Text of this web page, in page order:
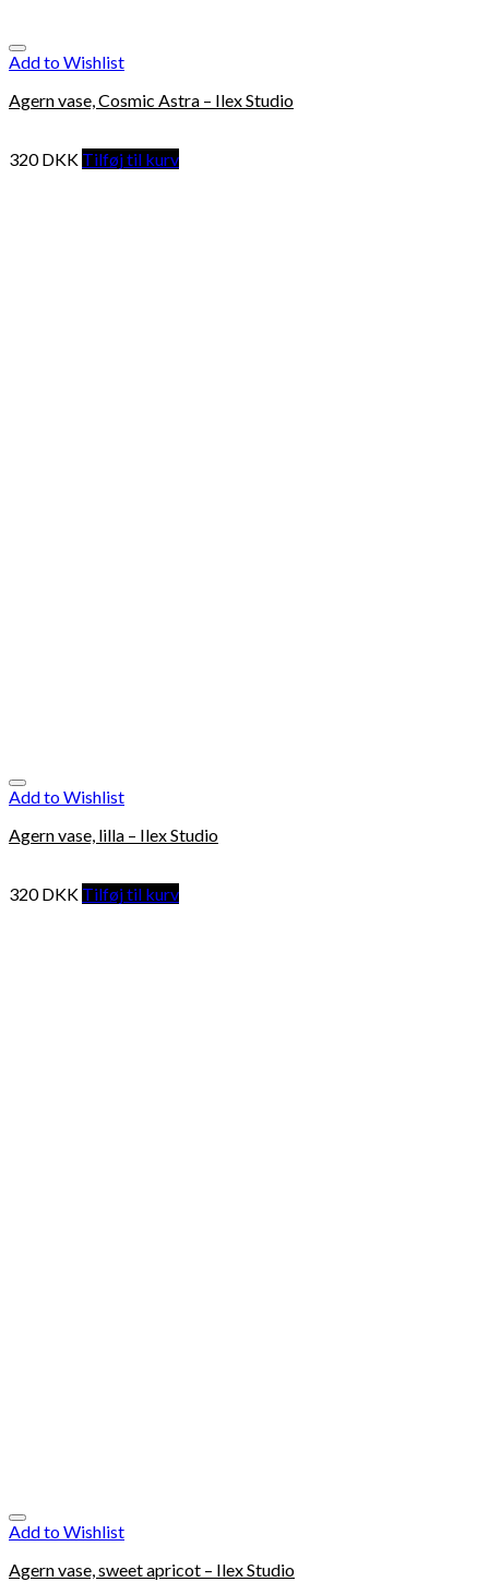
Add to Wishlist
Agern vase, Cosmic Astra – Ilex Studio
320DKK Tilføj til kurv
Add to Wishlist
Agern vase, lilla – Ilex Studio
320DKK Tilføj til kurv
Add to Wishlist
Agern vase, sweet apricot – Ilex Studio